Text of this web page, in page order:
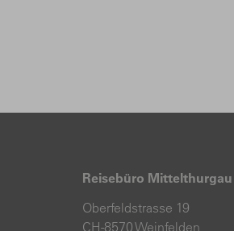
Reisebüro Mittelthurgau
Oberfeldstrasse 19
CH-8570 Weinfelden